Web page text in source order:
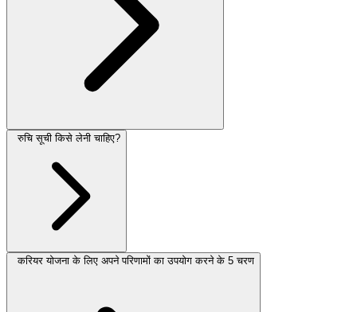
रुचि सूची किसे लेनी चाहिए?
करियर योजना के लिए अपने परिणामों का उपयोग करने के 5 चरण